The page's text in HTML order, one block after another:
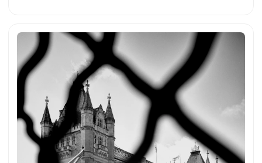
Doppeldeckerbusse und belebten Straßen verleihen der
runterladen. Hier geht es zum Foto